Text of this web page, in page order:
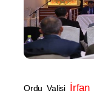
Ordu Valisi İrfan